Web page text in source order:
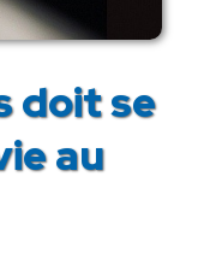
doit se
au